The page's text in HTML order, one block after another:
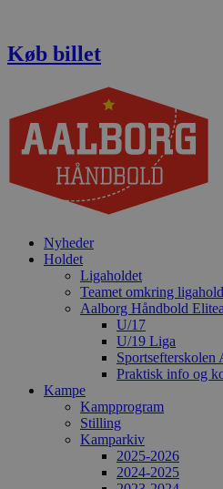
indhold
Køb billet
Nyheder
Holdet
Ligaholdet
Teamet omkring
Aalborg Håndbold
U/17
U/19 Liga
Sportsefterskolen
Praktisk info og
Kampe
Kampprogram
Stilling
Kamparkiv
2025-2026
2024-2025